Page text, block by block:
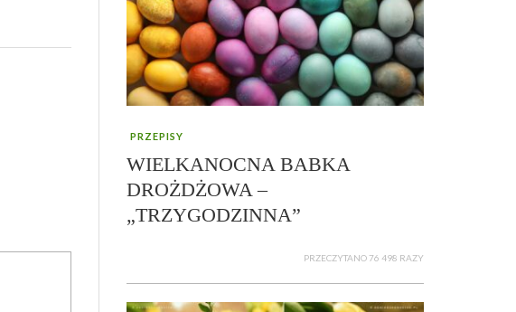
PRZEPISY
WIELKANOCNA BABKA
DROŻDŻOWA –
„TRZYGODZINNA”
PRZECZYTANO 76 498 RAZY